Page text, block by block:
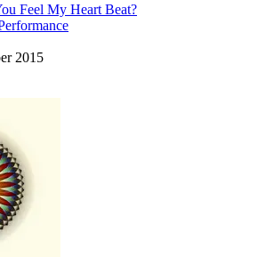
Feel My Heart Beat?
2015